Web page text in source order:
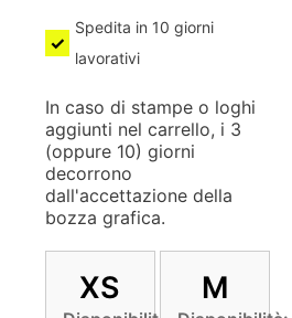
Spedita in 10 giorni
lavorativi
In caso di stampe o loghi
aggiunti nel carrello, i 3
(oppure 10) giorni
decorrono
dall'accettazione della
bozza grafica.
XS M